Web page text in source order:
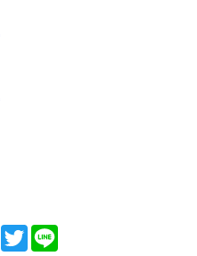
Facebook
Twitter